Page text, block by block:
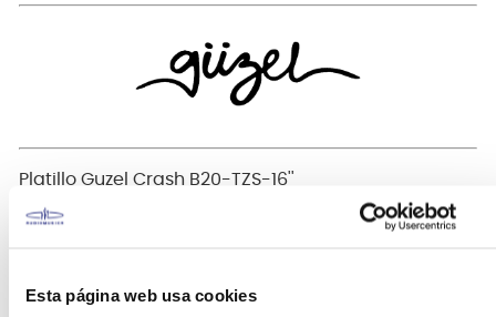
Esta página web usa cookies
Platillo Guzel Crash B20-TZS-16''
Bienvenido a Guzel
, tu elección inteligente para
proporcionar a los músicos platillos de percusión